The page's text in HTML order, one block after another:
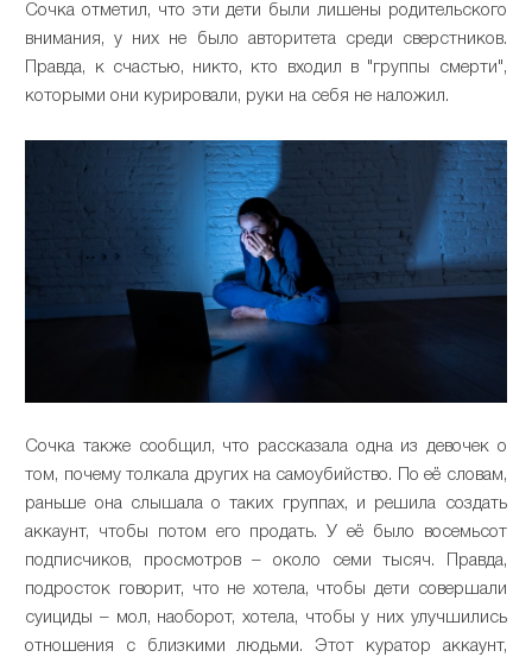
Сочка отметил, что эти дети были лишены родительского
внимания, у них не было авторитета среди сверстников.
Правда, к счастью, никто, кто входил в "группы смерти",
которыми они курировали, руки на себя не наложил.
Сочка также сообщил, что рассказала одна из девочек о
том, почему толкала других на самоубийство. По её словам,
раньше она слышала о таких группах, и решила создать
аккаунт, чтобы потом его продать. У её было восемьсот
подписчиков, просмотров – около семи тысяч. Правда,
подросток говорит, что не хотела, чтобы дети совершали
суициды – мол, наоборот, хотела, чтобы у них улучшились
отношения с близкими людьми. Этот куратор аккаунт,